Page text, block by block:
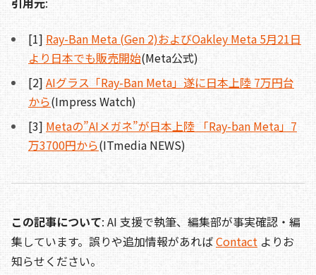
[1] Ray-Ban Meta (Gen 2)およびOakley Meta 5月21日
より日本でも販売開始(Meta公式)
[2] AIグラス「Ray-Ban Meta」遂に日本上陸 7万円台
から(Impress Watch)
[3] Metaの”AIメガネ”が日本上陸 「Ray-ban Meta」7
万3700円から(ITmedia NEWS)
この記事について: AI 支援で執筆、編集部が事実確認・編
集しています。誤りや追加情報があればContact よりお
知らせください。